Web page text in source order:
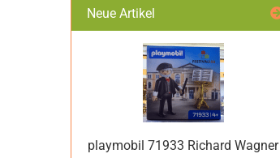
Neue Artikel
playmobil 71933 Richard Wagner